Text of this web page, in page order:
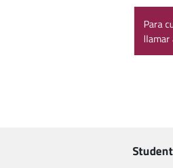
Para